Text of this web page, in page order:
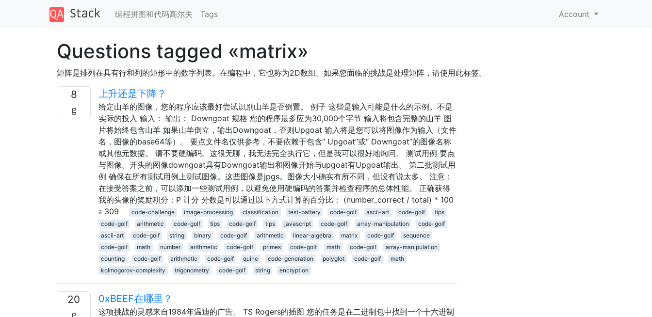
编程拼图和代码高尔夫 Tags Account
Questions tagged «matrix»
矩阵是排列在具有行和列的矩形中的数字列表。在编程中，它也称为2D数组。如果您面临的挑战是处理矩阵，请使用此标签。
8 上升还是下降？
给定山羊的图像，您的程序应该最好尝试识别山羊是否倒置。 例子 这些是输入可能是什么的示例。不是
实际的投入 输入： 输出： Downgoat 规格 您的程序最多应为30,000个字节 输入将包含完整的山羊 图
片将始终包含山羊 如果山羊倒立，输出Downgoat，否则Upgoat 输入将是您可以将图像作为输入（文件
名，图像的base64等）。 要点文件名仅供参考，不要依赖于包含“ Upgoat”或“ Downgoat”的图像名称
或其他元数据。 请不要硬编码。这很无聊，我无法完全执行它，但是我可以很好地询问。 测试用例 要点
与图像。开头的图像downgoat具有Downgoat输出和图像开始与upgoat有Upgoat输出。 第二批测试用
例 确保在所有测试用例上测试图像。这些图像是jpgs。图像大小确实有所不同，但没有说太多。 注意：
在接受答案之前，可以添加一些测试用例，以避免使用硬编码的答案并检查程序的总体性能。 正确获得
我的头像的奖励积分：P 计分 分数是可以通过以下方式计算的百分比： (number_correct / total) * 100
309
code-challenge image-processing classification test-battery code-golf ascii-art code-golf
tips
code-golf
arithmetic code-golf tips code-golf tips javascript code-golf array-manipulation
code-golf
ascii-art
code-golf string binary code-golf arithmetic linear-algebra matrix code-golf
sequence
code-golf
math number arithmetic code-golf primes code-golf math code-golf
array-manipulation
counting
code-golf arithmetic code-golf quine code-generation polyglot code-golf
math
kolmogorov-complexity
trigonometry code-golf string encryption
20 0xBEEF在哪里？
这项挑战的灵感来自1984年温迪的广告。 TS Rogers的插图 您的任务是在二进制包中找到一个十六进制